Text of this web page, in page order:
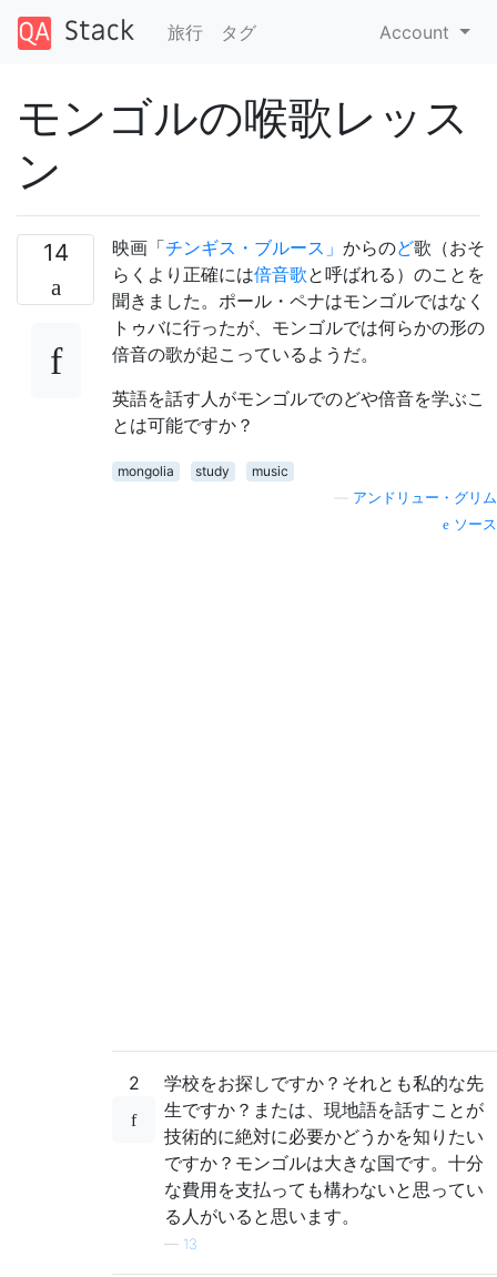
旅行 タグ Account
モンゴルの喉歌レッス
ン
14 映画「チンギス・ブルース」 からのど歌（おそ
らくより正確には倍音歌と呼ばれる）のことを
聞きました。ポール・ペナはモンゴルではなく
トゥバに行ったが、モンゴルでは何らかの形の
倍音の歌が起こっているようだ。
英語を話す人がモンゴルでのどや倍音を学ぶこ
とは可能ですか？
mongolia study
music
アンドリュー・グリム
ソース
2
学校をお探しですか？それとも私的な先
生ですか？または、現地語を話すことが
技術的に絶対に必要かどうかを知りたい
ですか？モンゴルは大きな国です。十分
な費用を支払っても構わないと思ってい
る人がいると思います。
— 13